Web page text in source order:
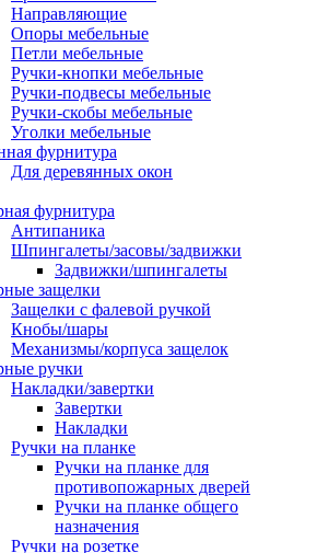
Направляющие
Опоры мебельные
Петли мебельные
Ручки-кнопки мебельные
Ручки-подвесы мебельные
Ручки-скобы мебельные
Уголки мебельные
фурнитура
Для деревянных окон
фурнитура
Антипаника
Шпингалеты/засовы/задвижки
Задвижки/шпингалеты
защелки
Защелки с фалевой ручкой
Кнобы/шары
Механизмы/корпуса защелок
ручки
Накладки/завертки
Завертки
Накладки
Ручки на планке
Ручки на планке для
противопожарных дверей
Ручки на планке общего
назначения
Ручки на розетке